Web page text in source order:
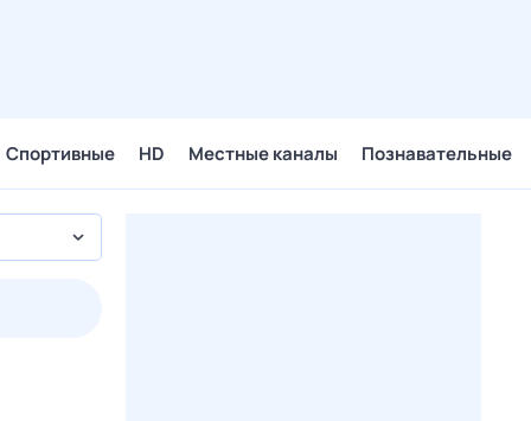
Спортивные HD Местные каналы Познавательные